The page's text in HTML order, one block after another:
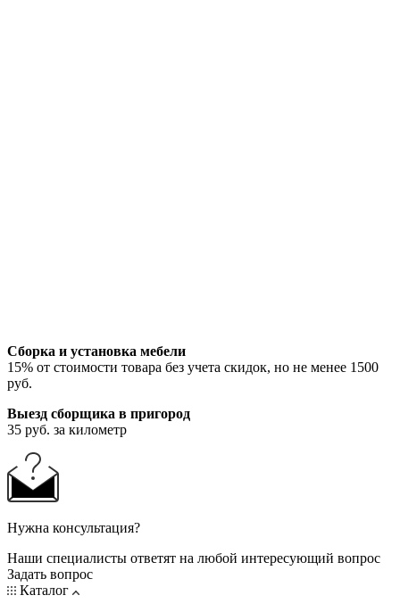
Сборка и установка мебели
15% от стоимости товара без учета скидок, но не менее 1500
руб.
Выезд сборщика в пригород
35 руб. за километр
Нужна консультация?
Наши специалисты ответят на любой интересующий вопрос
Задать вопрос
Каталог